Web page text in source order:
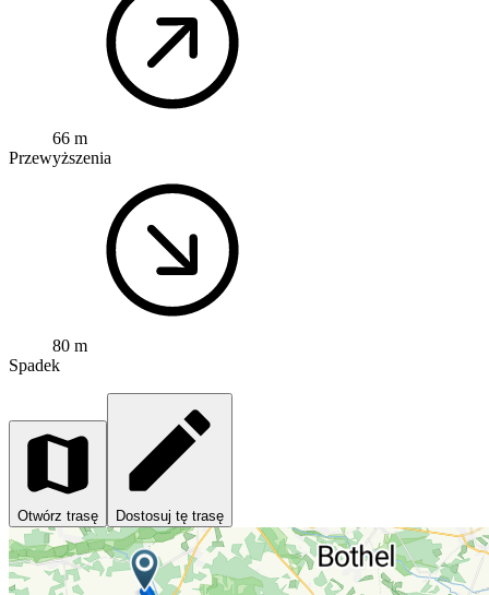
66 m
Przewyższenia
80 m
Spadek
Otwórz trasę Dostosuj tę trasę